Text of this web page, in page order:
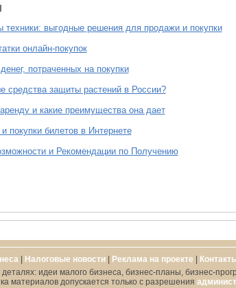
техники: выгодные решения для продажи и покупки
онлайн-покупок
потраченных на покупки
средства защиты растений в России?
и какие преимущества она дает
покупки билетов в Интернете
и Рекомендации по Получению
| Налоговые новости| Реклама на проекте |
идеи малого бизнеса, бизнес-планы, бизнес-
материалов допускается только с разрешения